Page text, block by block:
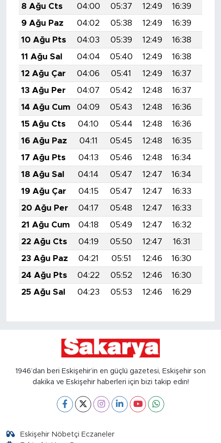
8 Ağu Cts
04:00 05:37 12:49 16:39
9 Ağu Paz
04:02 05:38 12:49 16:39
10 Ağu Pts
04:03 05:39 12:49 16:38
11 Ağu Sal
04:04 05:40 12:49 16:38
12 Ağu Çar
04:06 05:41 12:49 16:37
13 Ağu Per
04:07 05:42 12:48 16:37
14 Ağu Cum
04:09 05:43 12:48 16:36
15 Ağu Cts
04:10 05:44 12:48 16:36
16 Ağu Paz
04:11 05:45 12:48 16:35
17 Ağu Pts
04:13 05:46 12:48 16:34
18 Ağu Sal
04:14 05:47 12:47 16:34
19 Ağu Çar
04:15 05:47 12:47 16:33
20 Ağu Per
04:17 05:48 12:47 16:33
21 Ağu Cum
04:18 05:49 12:47 16:32
22 Ağu Cts
04:19 05:50 12:47 16:31
23 Ağu Paz
04:21 05:51 12:46 16:30
24 Ağu Pts
04:22 05:52 12:46 16:30
25 Ağu Sal
04:23 05:53 12:46 16:29
1946’dan beri Eskişehir’in en güçlü gazetesi, Eskişehir son
dakika ve Eskişehir haberleri için bizi takip edin!
Eskişehir Nöbetçi Eczaneler